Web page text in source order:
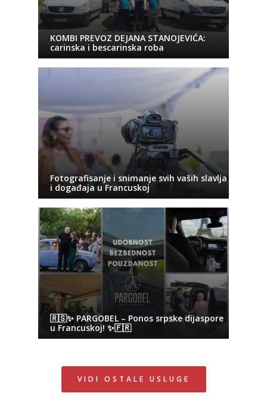
KOMBI PREVOZ DEJANA STANOJEVIĆA:
carinska i bescarinska roba
Fotografisanje i snimanje svih vaših slavlja
i događaja u Francuskoj
🇷🇸✨ PARGOBEL – Ponos srpske dijaspore
u Francuskoj! ✨🇫🇷
VIDI OSTALE USLUGE